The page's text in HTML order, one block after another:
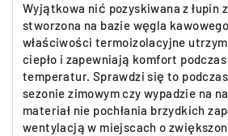
Wyjątkowa nić pozyskiwana z łupin
stworzona na bazie węgla
właściwości termoizolacyjne
ciepło i zapewniają komfort
temperatur. Sprawdzi się to
sezonie zimowym czy wypadzie na
materiał nie pochłania brzydkich
wentylacją w miejscach o